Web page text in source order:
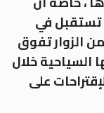
تستقبل في
الزوار تفوق
السياحية خلال
على